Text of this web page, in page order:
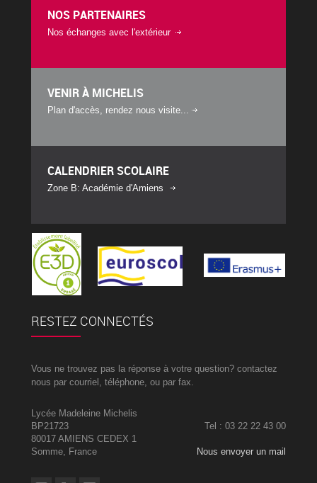
NOS PARTENAIRES
Nos échanges avec l'extérieur
VENIR À MICHELIS
Plan d'accès, rendez nous visite...
CALENDRIER SCOLAIRE
Zone B: Académie d'Amiens
RESTEZ CONNECTÉS
Vous ne trouvez pas la réponse à votre question? contactez
nous par courriel, téléphone, ou par fax.
Lycée Madeleine Michelis
BP21723
Tel : 03 22 22 43 00
80017 AMIENS CEDEX 1
Somme, France
Nous envoyer un mail